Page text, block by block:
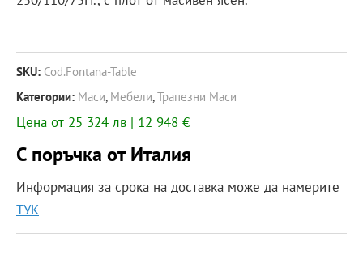
SKU: Cod.fontana-Table
Категории: Маси, Мебели,Трапезни Маси
Цена от 25 324 лв | 12 948 €
С поръчка от Италия
Информация за срока на доставка може да намерите
ТУК